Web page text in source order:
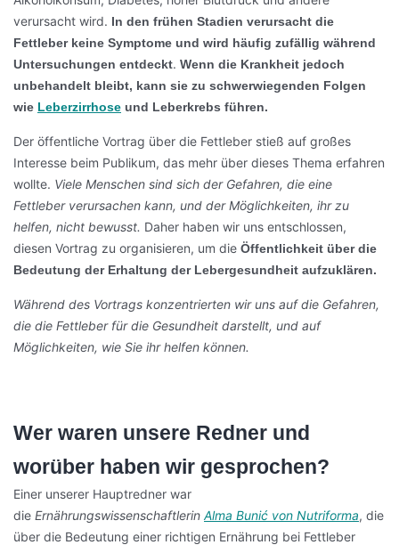
verursacht wird. In den frühen Stadien verursacht die
Fettleber keine Symptome und wird häufig zufällig während
Untersuchungen entdeckt. Wenn die Krankheit jedoch
unbehandelt bleibt, kann sie zu schwerwiegenden Folgen
wie Leberzirrhose und Leberkrebs führen.
Der öffentliche Vortrag über die Fettleber stieß auf großes
Interesse beim Publikum, das mehr über dieses Thema erfahren
wollte. Viele Menschen sind sich der Gefahren, die eine
Fettleber verursachen kann, und der Möglichkeiten, ihr zu
helfen, nicht bewusst. Daher haben wir uns entschlossen,
diesen Vortrag zu organisieren, um die Öffentlichkeit über die
Bedeutung der Erhaltung der Lebergesundheit aufzuklären.
Während des Vortrags konzentrierten wir uns auf die Gefahren,
die die Fettleber für die Gesundheit darstellt, und auf
Möglichkeiten, wie Sie ihr helfen können.
Wer waren unsere Redner und
worüber haben wir gesprochen?
Einer unserer Hauptredner war
die Ernährungswissenschaftlerin Alma Bunić von Nutriforma, die
über die Bedeutung einer richtigen Ernährung bei Fettleber